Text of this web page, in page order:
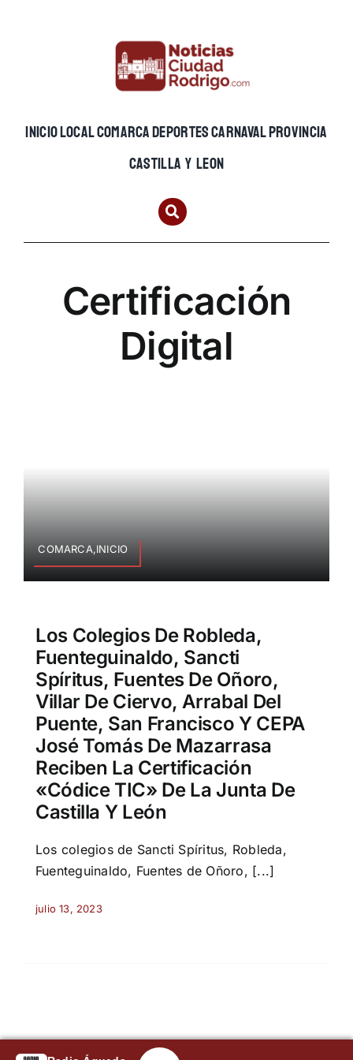
INICIOLOCALCOMARCADEPORTESCARNAVALPROVINCIA
CASTILLA Y LEON
Certificación
Digital
COMARCA,INICIO
Los Colegios De Robleda,
Fuenteguinaldo, Sancti
Spíritus, Fuentes De Oñoro,
Villar De Ciervo, Arrabal Del
Puente, San Francisco Y CEPA
José Tomás De Mazarrasa
Reciben La Certificación
«Códice TIC» De La Junta De
Castilla Y León
Los colegios de Sancti Spíritus, Robleda,
Fuenteguinaldo, Fuentes de Oñoro, [...]
julio 13, 2023